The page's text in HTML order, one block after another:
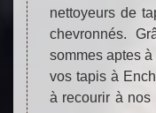
nettoyeurs de
chevronnés.
sommes aptes
vos tapis à
à recourir à nos